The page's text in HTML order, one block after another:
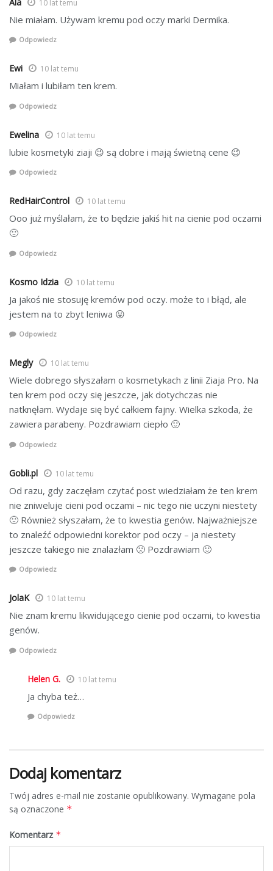
10 lat temu
Nie miałam. Używam kremu pod oczy marki Dermika.
Odpowiedz
Ewi 10 lat temu
Miałam i lubiłam ten krem.
Odpowiedz
Ewelina 10 lat temu
lubie kosmetyki ziaji 😉 są dobre i mają świetną cene 😉
Odpowiedz
RedHairControl 10 lat temu
Ooo już myślałam, że to będzie jakiś hit na cienie pod oczami
🙁
Odpowiedz
Kosmo Idzia 10 lat temu
Ja jakoś nie stosuję kremów pod oczy. może to i błąd, ale
jestem na to zbyt leniwa 😛
Odpowiedz
Megly 10 lat temu
Wiele dobrego słyszałam o kosmetykach z linii Ziaja Pro. Na
ten krem pod oczy się jeszcze, jak dotychczas nie
natknęłam. Wydaje się być całkiem fajny. Wielka szkoda, że
zawiera parabeny. Pozdrawiam ciepło 🙂
Odpowiedz
Gobli.pl 10 lat temu
Od razu, gdy zaczęłam czytać post wiedziałam że ten krem
nie zniweluje cieni pod oczami – nic tego nie uczyni niestety
🙁 Również słyszałam, że to kwestia genów. Najważniejsze
to znaleźć odpowiedni korektor pod oczy – ja niestety
jeszcze takiego nie znalazłam 🙁 Pozdrawiam 🙂
Odpowiedz
JolaK 10 lat temu
Nie znam kremu likwidującego cienie pod oczami, to kwestia
genów.
Odpowiedz
Helen G. 10 lat temu
Ja chyba też…
Odpowiedz
Dodaj komentarz
Twój adres e-mail nie zostanie opublikowany. Wymagane pola
są oznaczone *
Komentarz *